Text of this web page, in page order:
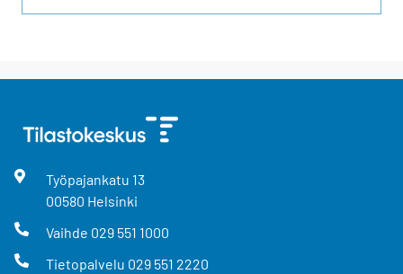
Työpajankatu 13
00580 Helsinki
Vaihde 029 551 1000
Tietopalvelu 029 551 2220